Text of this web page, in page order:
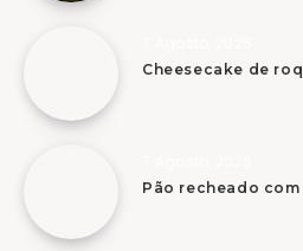
Cheesecake de
Pão recheado